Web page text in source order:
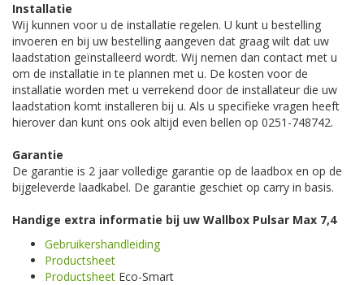
Installatie
Wij kunnen voor u de installatie regelen. U kunt u bestelling
invoeren en bij uw bestelling aangeven dat graag wilt dat uw
laadstation geïnstalleerd wordt. Wij nemen dan contact met u
om de installatie in te plannen met u. De kosten voor de
installatie worden met u verrekend door de installateur die uw
laadstation komt installeren bij u. Als u specifieke vragen heeft
hierover dan kunt ons ook altijd even bellen op 0251-748742.
Garantie
De garantie is 2 jaar volledige garantie op de laadbox en op de
bijgeleverde laadkabel. De garantie geschiet op carry in basis.
Handige extra informatie bij uw Wallbox Pulsar Max 7,4
Gebruikershandleiding
Productsheet
Productsheet Eco-Smart